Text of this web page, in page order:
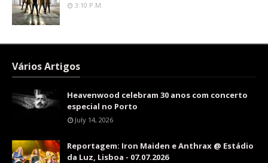
3:10 P.m.
Vários Artigos
Heavenwood celebram 30 anos com concerto
especial no Porto
July 14, 2026
Reportagem: Iron Maiden e Anthrax @ Estádio
da Luz, Lisboa - 07.07.2026